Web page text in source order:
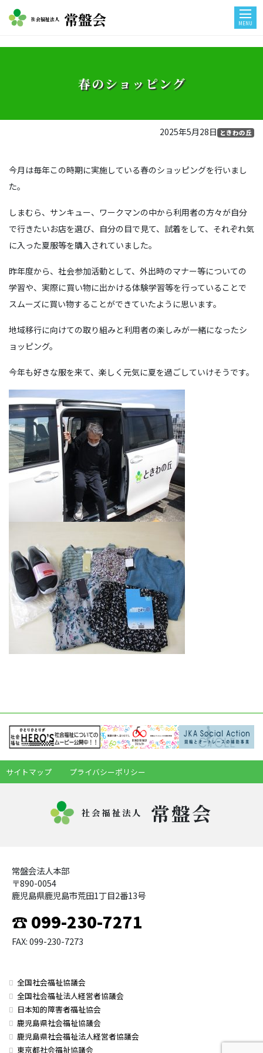
社会福祉法人 常盤会 MENU
春のショッピング
2025年5月28日 ときわの丘
今月は毎年この時期に実施している春のショッピングを行いまし
た。
しまむら、サンキュー、ワークマンの中から利用者の方々が自分
で行きたいお店を選び、自分の目で見て、試着をして、それぞれ気
に入った夏服等を購入されていました。
昨年度から、社会参加活動として、外出時のマナー等についての
学習や、実際に買い物に出かける体験学習等を行っていることで
スムーズに買い物することができていたように思います。
地域移行に向けての取り組みと利用者の楽しみが一緒になったシ
ョッピング。
今年も好きな服を来て、楽しく元気に夏を過ごしていけそうです。
サイトマップ プライバシーポリシー
社会福祉法人 常盤会
常盤会法人本部
〒890-0054
鹿児島県鹿児島市荒田1丁目2番13号
☎ 099-230-7271
FAX: 099-230-7273
全国社会福祉協議会
全国社会福祉法人経営者協議会
日本知的障害者福祉協会
鹿児島県社会福祉協議会
鹿児島県社会福祉法人経営者協議会
東京都社会福祉協議会